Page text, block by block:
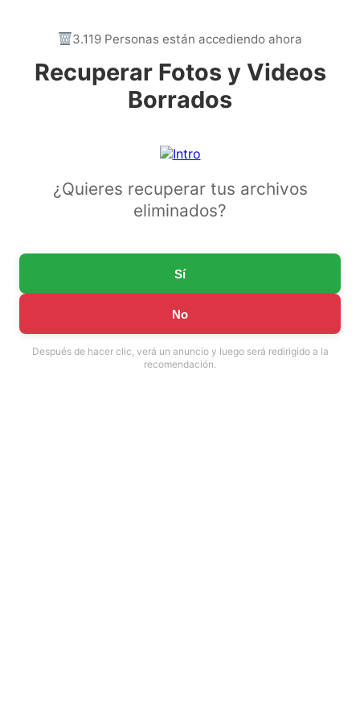
3.119 Personas están accediendo ahora
Recuperar Fotos y Videos
Borrados
¿Quieres recuperar tus archivos
eliminados?
Sí
No
Después de hacer clic, verá un anuncio y luego será redirigido a la
recomendación.